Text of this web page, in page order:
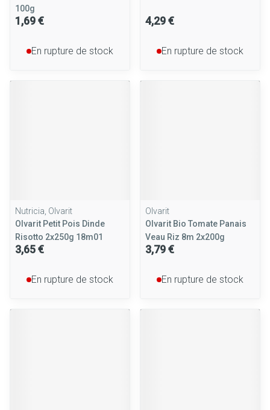
100g
1,69 €
En rupture de stock
4,29 €
En rupture de stock
Nutricia, Olvarit
Olvarit Petit Pois Dinde
Risotto 2x250g 18m01
3,65 €
En rupture de stock
Olvarit
Olvarit Bio Tomate Panais
Veau Riz 8m 2x200g
3,79 €
En rupture de stock